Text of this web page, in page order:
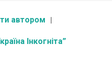
автором
Інкогніта”